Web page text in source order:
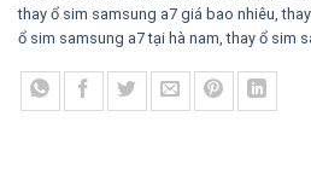
thay ổ sim samsung a7 giá bao nhiêu ,
ổ sim samsung a7 tại hà nam ,thay ổ sim